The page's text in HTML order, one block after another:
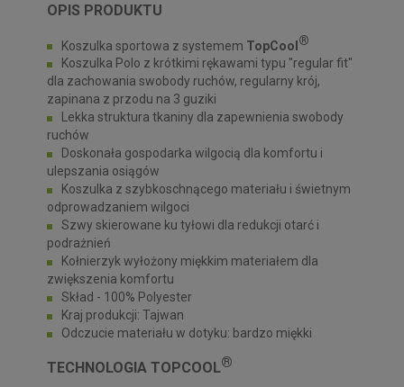
OPIS PRODUKTU
Koszulka sportowa z systemem TopCool®
Koszulka Polo z krótkimi rękawami typu "regular fit"
dla zachowania swobody ruchów, regularny krój,
zapinana z przodu na 3 guziki
Lekka struktura tkaniny dla zapewnienia swobody
ruchów
Doskonała gospodarka wilgocią dla komfortu i
ulepszania osiągów
Koszulka z szybkoschnącego materiału i świetnym
odprowadzaniem wilgoci
Szwy skierowane ku tyłowi dla redukcji otarć i
podrażnień
Kołnierzyk wyłożony miękkim materiałem dla
zwiększenia komfortu
Skład - 100% Polyester
Kraj produkcji: Tajwan
Odczucie materiału w dotyku: bardzo miękki
TECHNOLOGIA TOPCOOL®